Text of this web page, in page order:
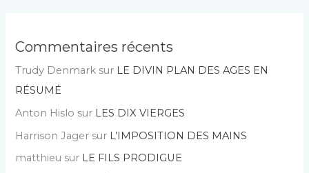
Commentaires récents
Trudy Denmark sur LE DIVIN PLAN DES AGES EN
RÉSUMÉ
Anton Hislo sur LES DIX VIERGES
Harrison Jager sur L’IMPOSITION DES MAINS
matthieu sur LE FILS PRODIGUE